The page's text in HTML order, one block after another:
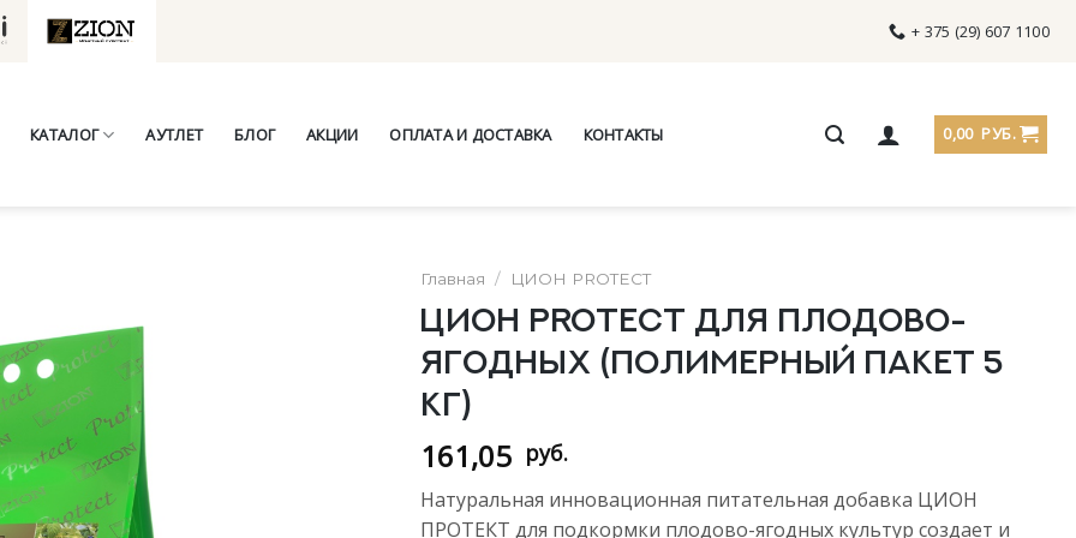
+ 375 (29) 607 1100
КАТАЛОГ АУТЛЕТ БЛОГ АКЦИИ ОПЛАТА И ДОСТАВКА КОНТАКТЫ 0,00 РУБ.
Главная / ЦИОН PROTECT
Цион Protect для плодово-
ягодных (полимерный пакет 5
кг)
161,05 руб.
Натуральная инновационная питательная добавка ЦИОН
ПРОТЕКТ для подкормки плодово-ягодных культур создает и